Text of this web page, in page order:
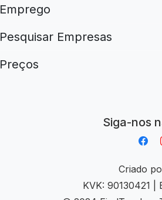
Emprego
Pesquisar Empresas
Preços
Siga-nos
Criado
KVK: 90130421 |